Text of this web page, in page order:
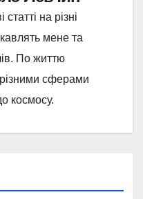
статті на різні
мене та
По життю
сферами
космосу.